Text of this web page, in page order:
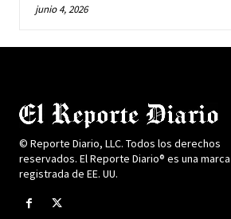
junio 4, 2026
© Reporte Diario, LLC. Todos los derechos
reservados. El Reporte Diario® es una marca
registrada de EE. UU.